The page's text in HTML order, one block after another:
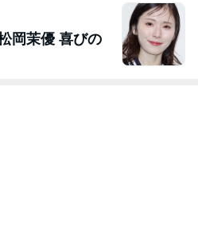
岡茉優 喜びの